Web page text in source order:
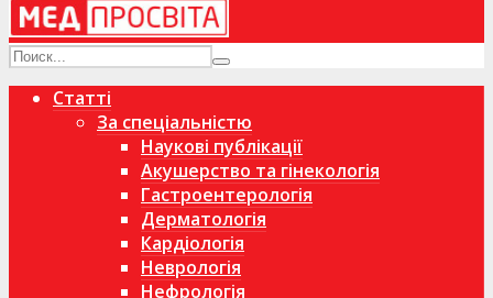
Статті
За спеціальністю
Наукові публікації
Акушерство та гінекологія
Гастроентерологія
Дерматологія
Кардіологія
Неврологія
Нефрологія